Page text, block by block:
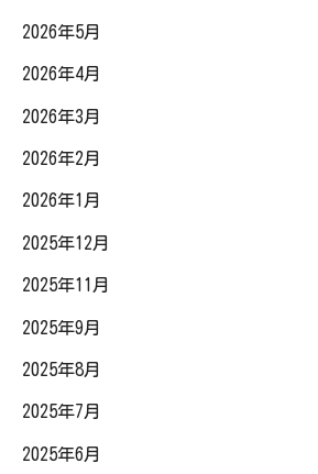
2026年5月
2026年4月
2026年3月
2026年2月
2026年1月
2025年12月
2025年11月
2025年9月
2025年8月
2025年7月
2025年6月